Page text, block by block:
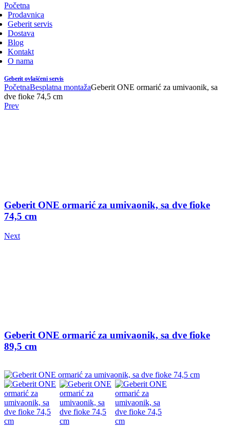
Početna
Prodavnica
Geberit servis
Dostava
Blog
Kontakt
O nama
Geberit ovlašćeni servis
PočetnaBesplatna montažaGeberit ONE ormarić za umivaonik, sa
dve fioke 74,5 cm
Prev
Geberit ONE ormarić za umivaonik, sa dve fioke
74,5 cm
Next
Geberit ONE ormarić za umivaonik, sa dve fioke
89,5 cm